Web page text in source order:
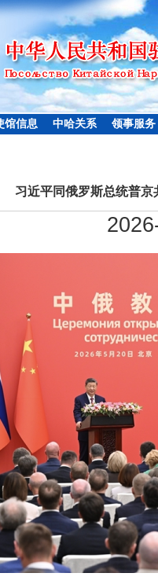
馆信息 中哈关系 领事服务
习近平同俄罗斯总统普